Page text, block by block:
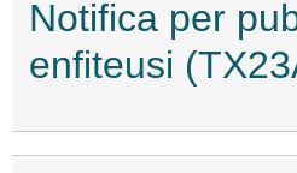
Notifica per
enfiteusi